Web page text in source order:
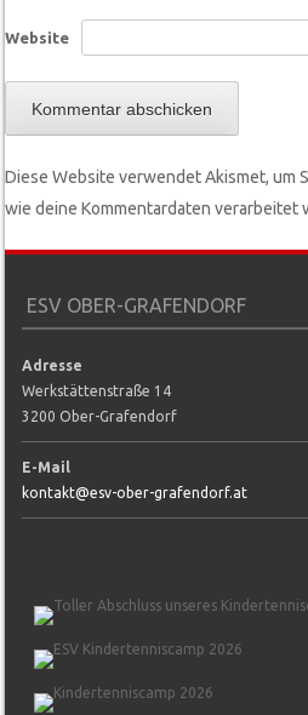
Website
Diese Website verwendet Akismet, um
wie deine Kommentardaten verarbeitet
ESV OBER-GRAFENDORF
Adresse
Werkstättenstraße 14
3200 Ober-Grafendorf
E-Mail
kontakt@esv-ober-grafendorf.at